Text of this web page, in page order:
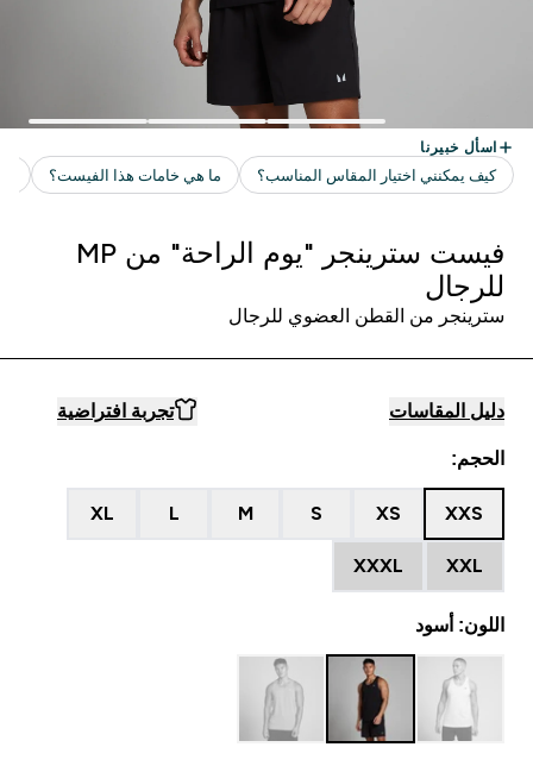
فيست سترينجر "يوم الراحة" من MP
للرجال
سترينجر من القطن العضوي للرجال
دليل المقاسات تجربة افتراضية
الحجم:
XXS
XS
S
M
L
XL
XXL
XXXL
اللون: أسود